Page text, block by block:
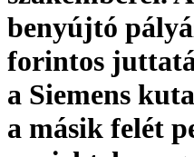
benyújtó
forintos
a Siemens
a másik felét